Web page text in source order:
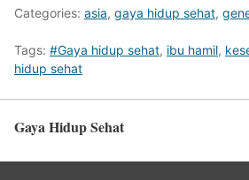
Categories: asia, gaya hidup sehat,
Tags: #Gaya hidup sehat, ibu hamil,
hidup sehat
Gaya Hidup Sehat